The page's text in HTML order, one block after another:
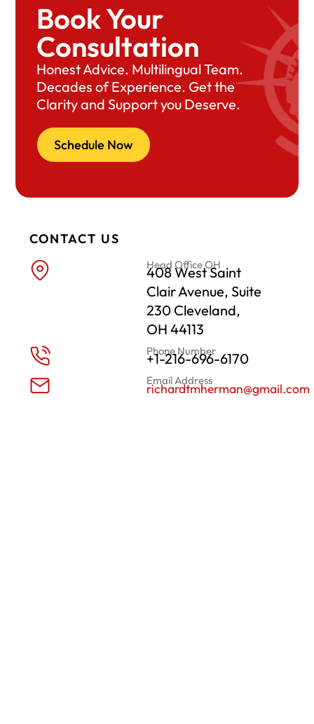
Book Your
Consultation
Honest Advice. Multilingual Team.
Decades of Experience. Get the
Clarity and Support you Deserve.
Schedule Now
CONTACT US
Head Office OH
408 West Saint
Clair Avenue, Suite
230 Cleveland,
OH 44113
Phone Number
+1-216-696-6170
Email Address
richardtmherman@gmail.com